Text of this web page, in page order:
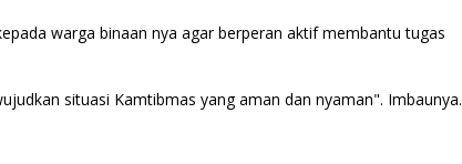
warga binaan nya agar berperan aktif membantu tugas
situasi Kamtibmas yang aman dan nyaman". Imbaunya.